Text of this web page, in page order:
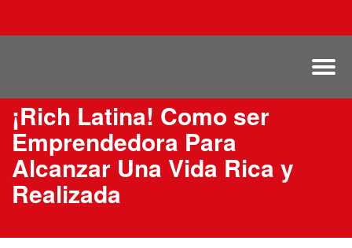
¡Rich Latina! Como ser
Emprendedora Para
Alcanzar Una Vida Rica y
Realizada